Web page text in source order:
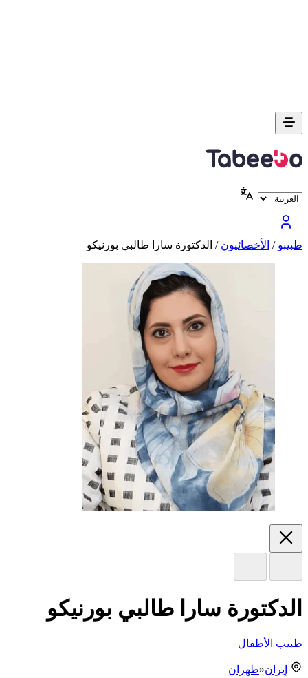
طبیبو / الأخصائيون / الدكتورة سارا طالبي بورنيكو
الدكتورة سارا طالبي بورنيكو
طبيب الأطفال
إيران«طهران